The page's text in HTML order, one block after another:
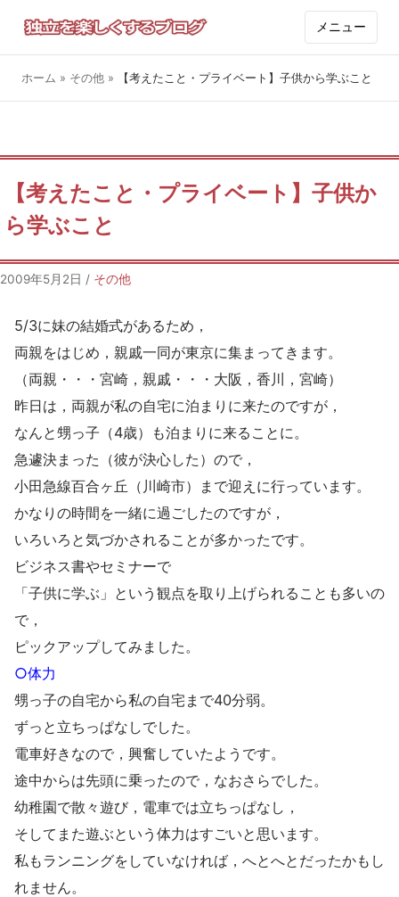
メニュー
ホーム » その他 » 【考えたこと・プライベート】子供から学ぶこと
【考えたこと・プライベート】子供か
ら学ぶこと
2009年5月2日 / その他
5/3に妹の結婚式があるため，
両親をはじめ，親戚一同が東京に集まってきます。
（両親・・・宮崎，親戚・・・大阪，香川，宮崎）
昨日は，両親が私の自宅に泊まりに来たのですが，
なんと甥っ子（4歳）も泊まりに来ることに。
急遽決まった（彼が決心した）ので，
小田急線百合ヶ丘（川崎市）まで迎えに行っています。
かなりの時間を一緒に過ごしたのですが，
いろいろと気づかされることが多かったです。
ビジネス書やセミナーで
「子供に学ぶ」という観点を取り上げられることも多いの
で，
ピックアップしてみました。
○体力
甥っ子の自宅から私の自宅まで40分弱。
ずっと立ちっぱなしでした。
電車好きなので，興奮していたようです。
途中からは先頭に乗ったので，なおさらでした。
幼稚園で散々遊び，電車では立ちっぱなし，
そしてまた遊ぶという体力はすごいと思います。
私もランニングをしていなければ，へとへとだったかもし
れません。